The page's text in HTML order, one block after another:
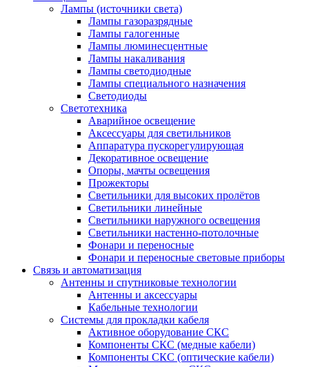
Лампы (источники света)
Лампы газоразрядные
Лампы галогенные
Лампы люминесцентные
Лампы накаливания
Лампы светодиодные
Лампы специального назначения
Светодиоды
Светотехника
Аварийное освещение
Аксессуары для светильников
Аппаратура пускорегулирующая
Декоративное освещение
Опоры, мачты освещения
Прожекторы
Светильники для высоких пролётов
Светильники линейные
Светильники наружного освещения
Светильники настенно-потолочные
Фонари и переносные
Фонари и переносные световые приборы
Связь и автоматизация
Антенны и спутниковые технологии
Антенны и аксессуары
Кабельные технологии
Системы для прокладки кабеля
Активное оборудование СКС
Компоненты СКС (медные кабели)
Компоненты СКС (оптические кабели)